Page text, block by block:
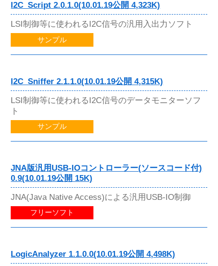
I2C_Script 2.0.1.0(10.01.19公開 4,323K)
LSI制御等に使われるI2C信号の汎用入出力ソフト
サンプル
I2C_Sniffer 2.1.1.0(10.01.19公開 4,315K)
LSI制御等に使われるI2C信号のデータモニターソフ
ト
サンプル
JNA版汎用USB-IOコントローラー(ソースコード付)
0.9(10.01.19公開 15K)
JNA(Java Native Access)による汎用USB-IO制御
フリーソフト
LogicAnalyzer 1.1.0.0(10.01.19公開 4,498K)